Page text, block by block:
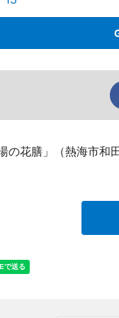
の花膳」（熱海市和